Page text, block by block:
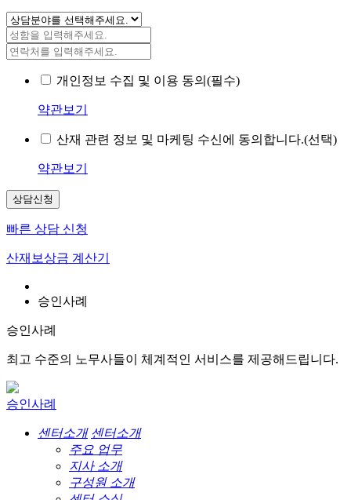
개인정보 수집 및 이용 동의(필수)
약관보기
산재 관련 정보 및 마케팅 수신에 동의합니다.(선택)
약관보기
상담신청
빠른 상담 신청
산재보상금 계산기
승인사례
승인사례
최고 수준의 노무사들이 체계적인 서비스를 제공해드립니다.
승인사례
센터소개 센터소개
주요 업무
지사 소개
구성원 소개